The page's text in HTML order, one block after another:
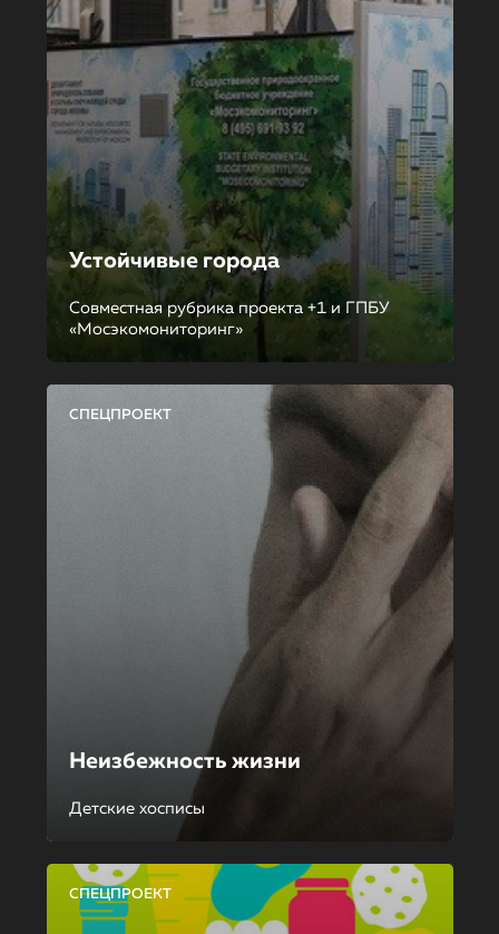
Устойчивые города
Совместная рубрика проекта +1 и ГПБУ
«Мосэкомониторинг»
СПЕЦПРОЕКТ
Неизбежность жизни
Детские хосписы
СПЕЦПРОЕКТ